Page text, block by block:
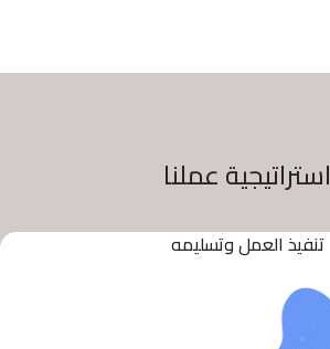
استراتيجية عملنا
تنفيذ العمل وتسليمه